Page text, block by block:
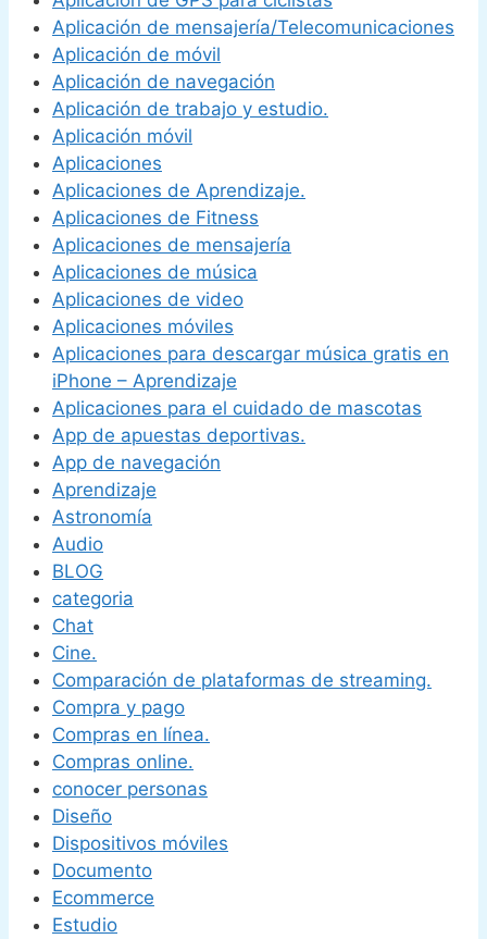
Aplicación de mensajería/Telecomunicaciones
Aplicación de móvil
Aplicación de navegación
Aplicación de trabajo y estudio.
Aplicación móvil
Aplicaciones
Aplicaciones de Aprendizaje.
Aplicaciones de Fitness
Aplicaciones de mensajería
Aplicaciones de música
Aplicaciones de video
Aplicaciones móviles
Aplicaciones para descargar música gratis en
iPhone – Aprendizaje
Aplicaciones para el cuidado de mascotas
App de apuestas deportivas.
App de navegación
Aprendizaje
Astronomía
Audio
BLOG
categoria
Chat
Cine.
Comparación de plataformas de streaming.
Compra y pago
Compras en línea.
Compras online.
conocer personas
Diseño
Dispositivos móviles
Documento
Ecommerce
Estudio